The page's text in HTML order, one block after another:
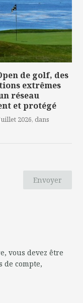
de golf, des
extrêmes
réseau
et protégé
2026, dans
Envoyer
vous devez être
de compte,